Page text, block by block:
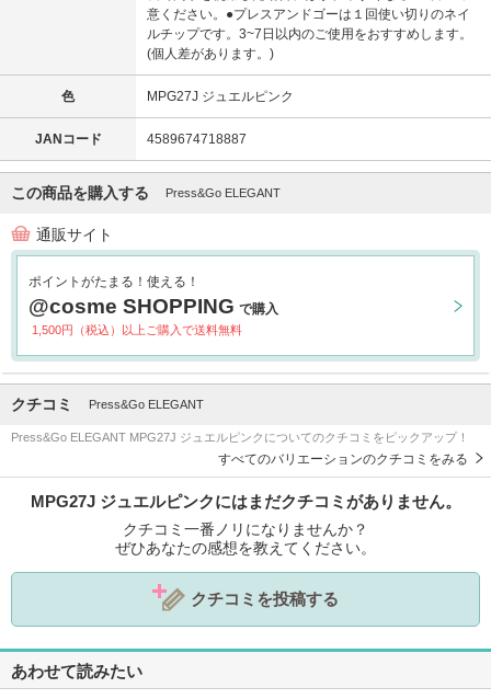
意ください。●プレスアンドゴーは１回使い切りのネイ
ルチップです。3~7日以内のご使用をおすすめします。
(個人差があります。)
色 MPG27J ジュエルピンク
JANコード 4589674718887
この商品を購入する Press&Go ELEGANT
通販サイト
ポイントがたまる！使える！
@cosme SHOPPING で購入
1,500円（税込）以上ご購入で送料無料
クチコミ Press&Go ELEGANT
Press&Go ELEGANT MPG27J ジュエルピンクについてのクチコミをピックアップ！
すべてのバリエーションのクチコミをみる
MPG27J ジュエルピンクにはまだクチコミがありません。
クチコミ一番ノリになりませんか？
ぜひあなたの感想を教えてください。
クチコミを投稿する
あわせて読みたい